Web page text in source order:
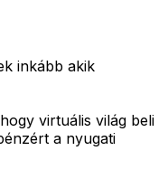
inkább akik
virtuális világ beli
a nyugati